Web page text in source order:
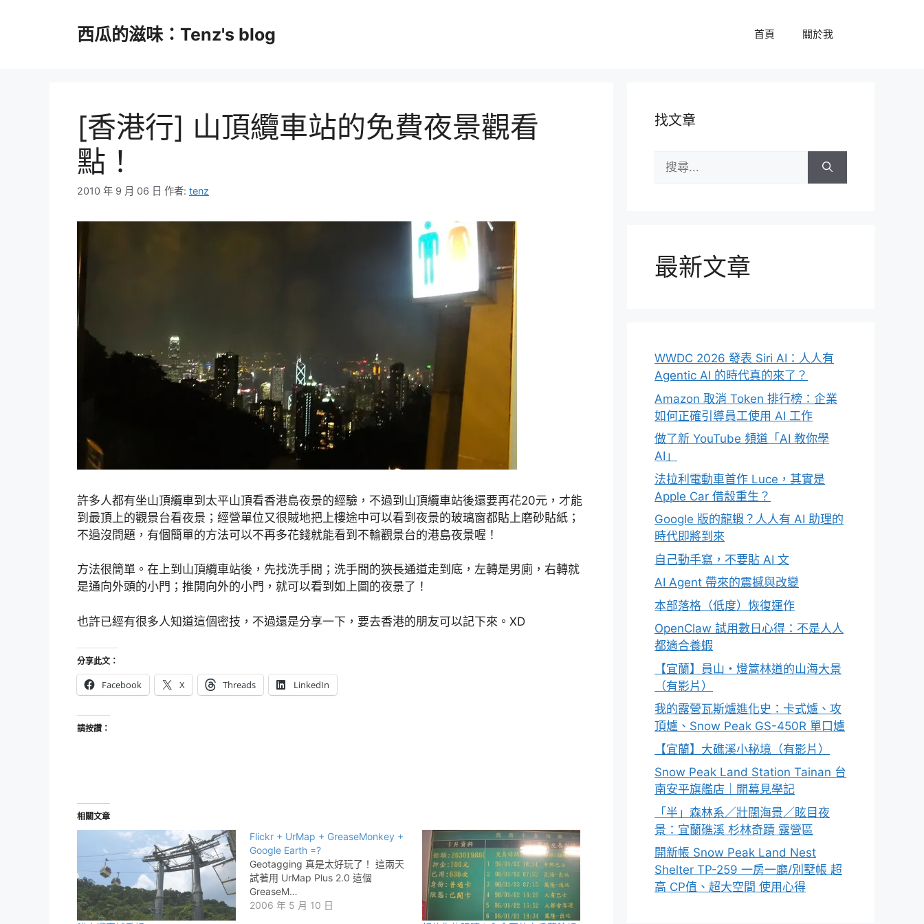
西瓜的滋味：Tenz's blog 首頁 關於我
[香港行] 山頂纜車站的免費夜景觀看
點！
2010 年 9 月 06 日 作者: tenz
許多人都有坐山頂纜車到太平山頂看香港島夜景的經驗，不過到山頂纜車站後還要再花20元，才能
到最頂上的觀景台看夜景；經營單位又很賊地把上樓途中可以看到夜景的玻璃窗都貼上磨砂貼紙；
不過沒問題，有個簡單的方法可以不再多花錢就能看到不輸觀景台的港島夜景喔！
方法很簡單。在上到山頂纜車站後，先找洗手間；洗手間的狹長通道走到底，左轉是男廁，右轉就
是通向外頭的小門；推開向外的小門，就可以看到如上圖的夜景了！
也許已經有很多人知道這個密技，不過還是分享一下，要去香港的朋友可以記下來。XD
分享此文：
Facebook X Threads LinkedIn
請按讚：
相關文章
Flickr + UrMap + GreaseMonkey +
Google Earth =?
Geotagging 真是太好玩了！ 這兩天
試著用 UrMap Plus 2.0 這個
GreaseM…
2006 年 5 月 10 日
找文章
尋:
最新文章
WWDC 2026 發表 Siri AI：人人有
Agentic AI 的時代真的來了？
Amazon 取消 Token 排行榜：企業
如何正確引導員工使用 AI 工作
做了新 YouTube 頻道「AI 教你學
AI」
法拉利電動車首作 Luce，其實是
Apple Car 借殼重生？
Google 版的龍蝦？人人有 AI 助理的
時代即將到來
自己動手寫，不要貼 AI 文
AI Agent 帶來的震撼與改變
本部落格（低度）恢復運作
OpenClaw 試用數日心得：不是人人
都適合養蝦
【宜蘭】員山・燈篙林道的山海大景
（有影片）
我的露營瓦斯爐進化史：卡式爐、攻
頂爐、Snow Peak GS-450R 單口爐
【宜蘭】大礁溪小秘境（有影片）
Snow Peak Land Station Tainan 台
南安平旗艦店｜開幕見學記
「半」森林系／壯闊海景／眩目夜
景：宜蘭礁溪 杉林奇蹟 露營區
開新帳 Snow Peak Land Nest
Shelter TP-259 一房一廳/別墅帳 超
高 CP值、超大空間 使用心得